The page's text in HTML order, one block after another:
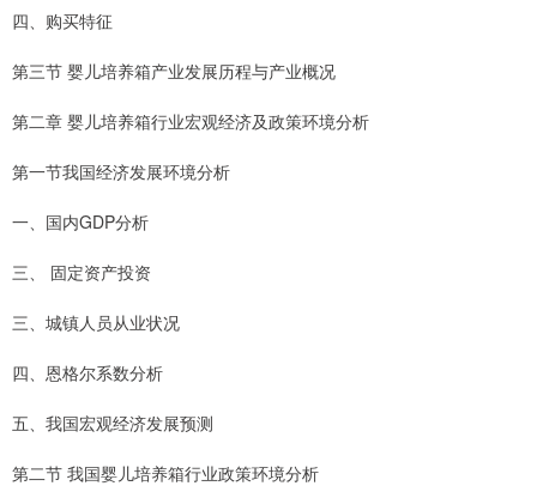
四、购买特征
第三节 婴儿培养箱产业发展历程与产业概况
第二章 婴儿培养箱行业宏观经济及政策环境分析
第一节我国经济发展环境分析
一、国内GDP分析
三、 固定资产投资
三、城镇人员从业状况
四、恩格尔系数分析
五、我国宏观经济发展预测
第二节 我国婴儿培养箱行业政策环境分析